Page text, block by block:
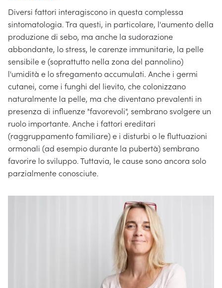
Diversi fattori interagiscono in questa complessa
sintomatologia. Tra questi, in particolare, l'aumento della
produzione di sebo, ma anche la sudorazione
abbondante, lo stress, le carenze immunitarie, la pelle
sensibile e (soprattutto nella zona del pannolino)
l'umidità e lo sfregamento accumulati. Anche i germi
cutanei, come i funghi del lievito, che colonizzano
naturalmente la pelle, ma che diventano prevalenti in
presenza di influenze "favorevoli", sembrano svolgere un
ruolo importante. Anche i fattori ereditari
(raggruppamento familiare) e i disturbi o le fluttuazioni
ormonali (ad esempio durante la pubertà) sembrano
favorire lo sviluppo. Tuttavia, le cause sono ancora solo
parzialmente conosciute.